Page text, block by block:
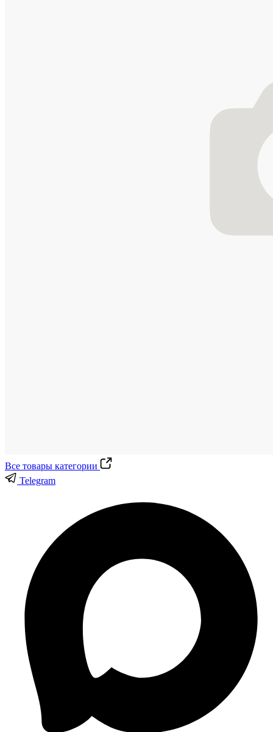
Все товары категории
Telegram